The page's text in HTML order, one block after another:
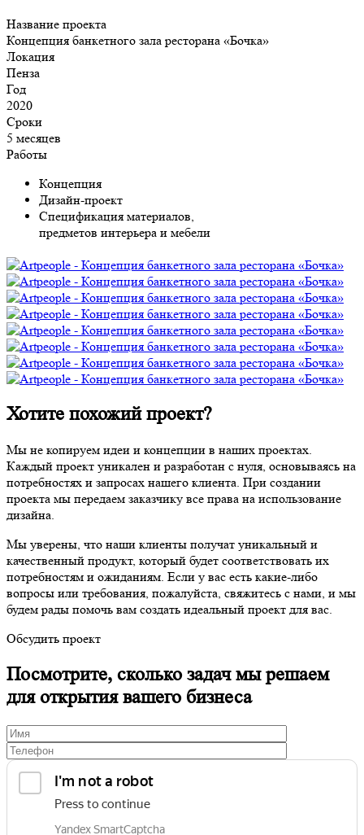
Название проекта
Концепция банкетного зала ресторана «Бочка»
Локация
Пенза
Год
2020
Сроки
5 месяцев
Работы
Концепция
Дизайн-проект
Спецификация материалов,
предметов интерьера и мебели
Хотите похожий проект?
Мы не копируем идеи и концепции в наших проектах.
Каждый проект уникален и разработан с нуля, основываясь на
потребностях и запросах нашего клиента. При создании
проекта мы передаем заказчику все права на использование
дизайна.
Мы уверены, что наши клиенты получат уникальный и
качественный продукт, который будет соответствовать их
потребностям и ожиданиям. Если у вас есть какие-либо
вопросы или требования, пожалуйста, свяжитесь с нами, и мы
будем рады помочь вам создать идеальный проект для вас.
Обсудить проект
Посмотрите, сколько задач мы решаем
для открытия вашего бизнеса